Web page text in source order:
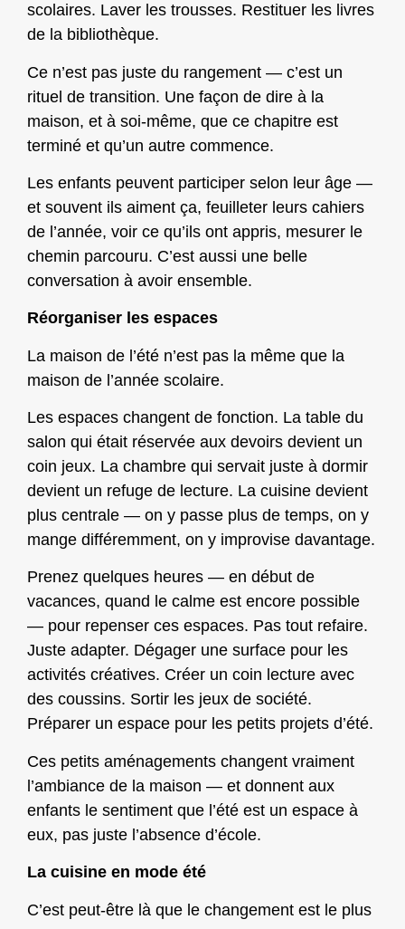
scolaires. Laver les trousses. Restituer les livres
de la bibliothèque.
Ce n’est pas juste du rangement — c’est un
rituel de transition. Une façon de dire à la
maison, et à soi-même, que ce chapitre est
terminé et qu’un autre commence.
Les enfants peuvent participer selon leur âge —
et souvent ils aiment ça, feuilleter leurs cahiers
de l’année, voir ce qu’ils ont appris, mesurer le
chemin parcouru. C’est aussi une belle
conversation à avoir ensemble.
Réorganiser les espaces
La maison de l’été n’est pas la même que la
maison de l’année scolaire.
Les espaces changent de fonction. La table du
salon qui était réservée aux devoirs devient un
coin jeux. La chambre qui servait juste à dormir
devient un refuge de lecture. La cuisine devient
plus centrale — on y passe plus de temps, on y
mange différemment, on y improvise davantage.
Prenez quelques heures — en début de
vacances, quand le calme est encore possible
— pour repenser ces espaces. Pas tout refaire.
Juste adapter. Dégager une surface pour les
activités créatives. Créer un coin lecture avec
des coussins. Sortir les jeux de société.
Préparer un espace pour les petits projets d’été.
Ces petits aménagements changent vraiment
l’ambiance de la maison — et donnent aux
enfants le sentiment que l’été est un espace à
eux, pas juste l’absence d’école.
La cuisine en mode été
C’est peut-être là que le changement est le plus